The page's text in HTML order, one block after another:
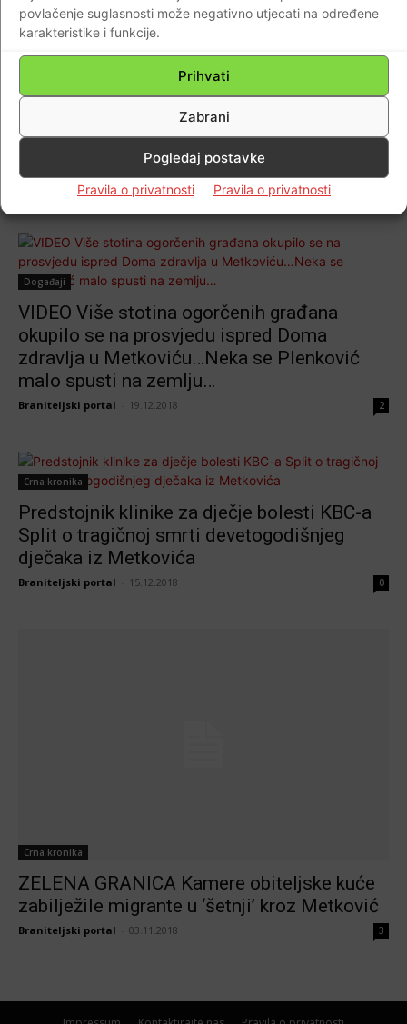
povlačenje suglasnosti može negativno utjecati na određene
karakteristike i funkcije.
Prihvati
Zabrani
Pogledaj postavke
Pravila o privatnosti Pravila o privatnosti
Braniteljski portal - 11.01.2019
Hrvatska liječnička komora utvrdila
propuste kod troje liječnika u zbrinjavanju
dječaka iz Metkovića…
Braniteljski portal - 02.01.2019
Događaji
VIDEO Više stotina ogorčenih građana
okupilo se na prosvjedu ispred Doma
zdravlja u Metkoviću…Neka se Plenković
malo spusti na zemlju…
Braniteljski portal 19.12.2018 2
Crna kronika
Predstojnik klinike za dječje bolesti KBC-a
Split o tragičnoj smrti devetogodišnjeg
dječaka iz Metkovića
Braniteljski portal 15.12.2018 0
Crna kronika
ZELENA GRANICA Kamere obiteljske kuće
zabilježile migrante u ‘šetnji’ kroz Metković
Braniteljski portal 03.11.2018 3